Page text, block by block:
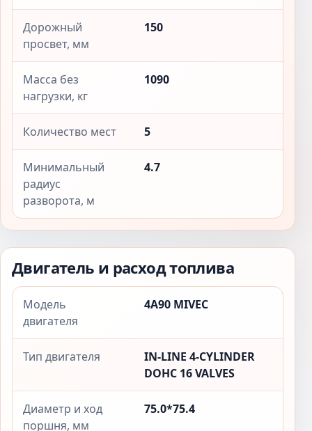
Дорожный
просвет, мм
150
Масса без
нагрузки, кг
1090
Количество мест 5
Минимальный
радиус
разворота, м
4.7
Двигатель и расход топлива
Модель
двигателя
4A90 MIVEC
Тип двигателя
IN-LINE 4-CYLINDER
DOHC 16 VALVES
Диаметр и ход
поршня, мм
75.0*75.4